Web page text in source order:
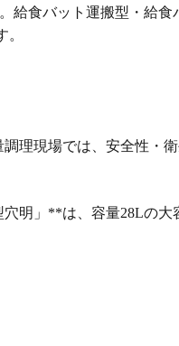
食バット運搬型・給
理現場では、安全性・
明」**は、容量28Lの